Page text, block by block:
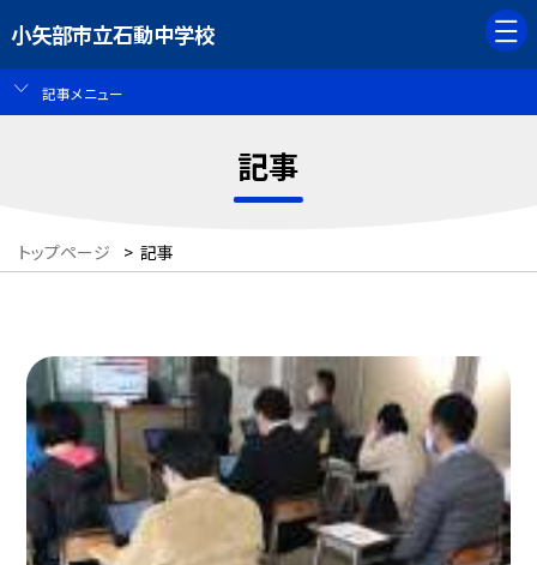
小矢部市立石動中学校
記事メニュー
記事
トップページ > 記事